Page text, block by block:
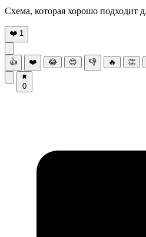
Схема, которая хорошо подходит
❤️ 1
👍 ❤️ 😂 😍 👎 🔥 👏
0